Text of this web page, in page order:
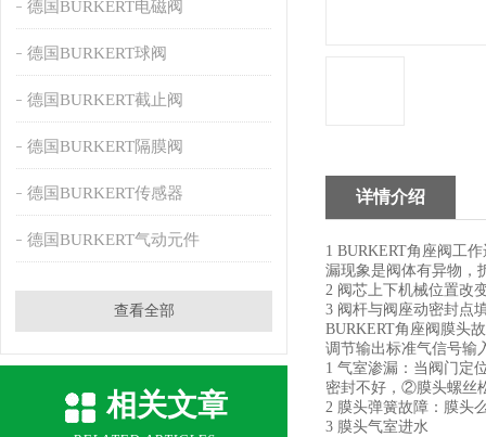
德国BURKERT电磁阀
德国BURKERT球阀
德国BURKERT截止阀
德国BURKERT隔膜阀
德国BURKERT传感器
德国BURKERT气动元件
查看全部
相关文章
详情介绍
1 BURKERT角座阀工
漏现象是阀体有异物，
2 阀芯上下机械位置改
3 阀杆与阀座动密封点
BURKERT角座阀膜头
调节输出标准气信号输
1 气室渗漏：当阀门定
密封不好，②膜头螺丝
2 膜头弹簧故障：膜头
3 膜头气室进水